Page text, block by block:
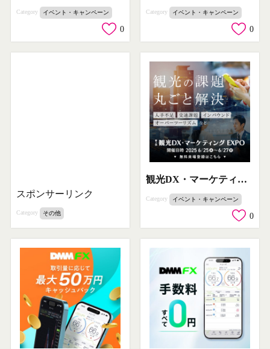
Category イベント・キャンペーン
0
Category イベント・キャンペーン
0
スポンサーリンク
Category その他
観光DX・マーケティング EXPO
Category イベント・キャンペーン
0